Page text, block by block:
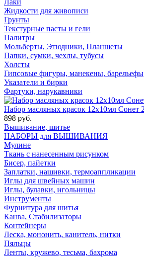
Лаки
Жидкости для живописи
Грунты
Текстурные пасты и гели
Палитры
Мольберты, Этюдники, Планшеты
Папки, сумки, чехлы, тубусы
Холсты
Гипсовые фигуры, манекены, барельефы
Указатели и бирки
Фартуки, нарукавники
Набор масляных красок 12х10мл Сонет
898 руб.
Вышивание, шитье
НАБОРЫ для ВЫШИВАНИЯ
Мулине
Ткань с нанесенным рисунком
Бисер, пайетки
Заплатки, нашивки, термоаппликации
Иглы для швейных машин
Иглы, булавки, игольницы
Инструменты
Фурнитура для шитья
Канва, Стабилизаторы
Контейнеры
Леска, мононить, канитель, нитки
Пяльцы
Ленты, кружево, тесьма, бахрома